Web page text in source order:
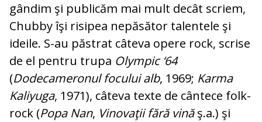
gândim şi publicăm mai mult decât scri­em,
Chubby îşi risipea nepăsător ta­lentele şi
ideile. S-au păstrat câteva opere rock, scrise
de el pentru trupa Olympic ‘64
(Dodecameronul focului alb, 1969; Karma
Kaliyuga, 1971), câteva texte de cântece folk-
rock (Popa Nan, Vinovaţii fă­ră vinăş.a.) şi